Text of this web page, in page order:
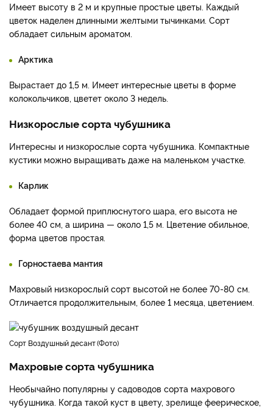
Имеет высоту в 2 м и крупные простые цветы. Каждый
цветок наделен длинными желтыми тычинками. Сорт
обладает сильным ароматом.
Арктика
Вырастает до 1,5 м. Имеет интересные цветы в форме
колокольчиков, цветет около 3 недель.
Низкорослые сорта чубушника
Интересны и низкорослые сорта чубушника. Компактные
кустики можно выращивать даже на маленьком участке.
Карлик
Обладает формой приплюснутого шара, его высота не
более 40 см, а ширина — около 1,5 м. Цветение обильное,
форма цветов простая.
Горностаева мантия
Махровый низкорослый сорт высотой не более 70-80 см.
Отличается продолжительным, более 1 месяца, цветением.
сорт Воздушный десант Фото
Махровые сорта чубушника
Необычайно популярны у садоводов сорта махрового
чубушника. Когда такой куст в цвету, зрелище феерическое,